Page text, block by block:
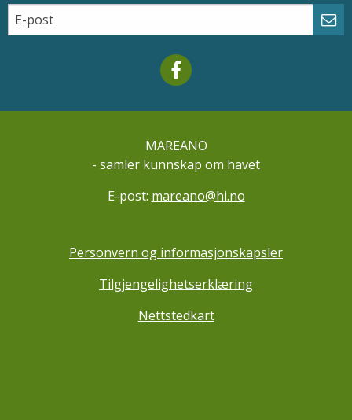
Email
Mareano facebook
MAREANO
- samler kunnskap om havet
E-post: mareano@hi.no
Personvern og informasjonskapsler
Tilgjengelighetserklæring
Nettstedkart